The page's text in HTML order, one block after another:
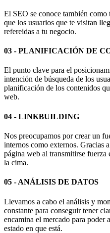
El SEO se conoce también
que los usuarios que te visitan
refereidas a tu negocio.
03 - PLANIFICACIÓN DE
El punto clave para el
intención de búsqueda de los
planificación de los contenidos
web.
04 - LINKBUILDING
Nos preocupamos por crear un
internos como externos. Gracias
página web al transmitirse fuerza
la cima.
05 - ANÁLISIS DE DATOS
Llevamos a cabo el análisis y
constante para conseguir tener
encamina el mercado para poder
estado en que está.